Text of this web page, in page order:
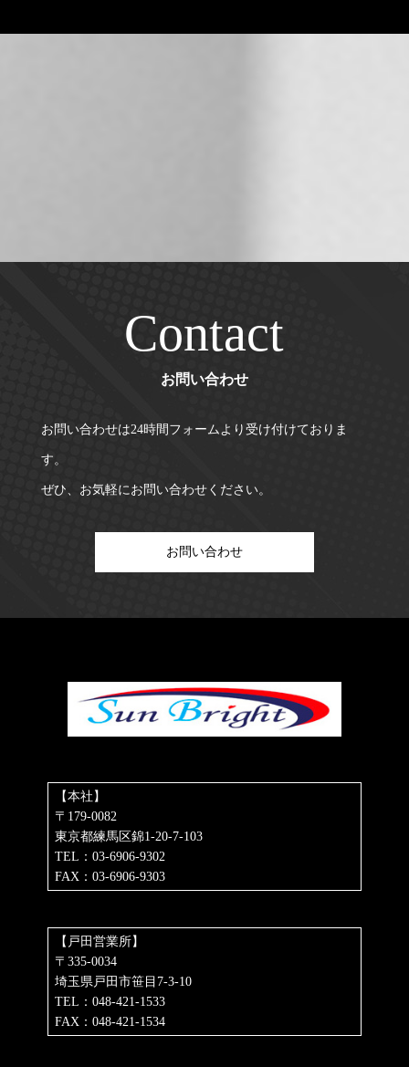
Contact
お問い合わせ
お問い合わせは24時間フォームより受け付けておりま
す。
ぜひ、お気軽にお問い合わせください。
お問い合わせ
【本社】
〒179-0082
東京都練馬区錦1-20-7-103
TEL：03-6906-9302
FAX：03-6906-9303
【戸田営業所】
〒335-0034
埼玉県戸田市笹目7-3-10
TEL：048-421-1533
FAX：048-421-1534